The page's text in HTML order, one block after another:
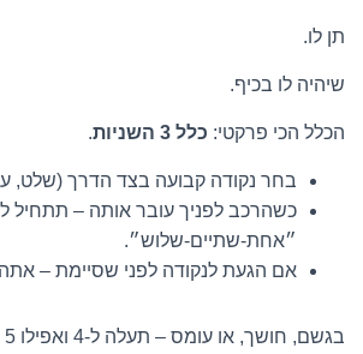
תן לו.
שיהיה לו בכיף.
הכלל הכי פרקטי: כלל 3 השניות .
בחר נקודה קבועה בצד הדרך (שלט,
כשהרכב לפניך עובר אותה – תתחיל
״אחת-שתיים-שלוש״.
אם הגעת לנקודה לפני שסיימת –
בגשם, חושך, או עומס – תעלה ל-4 ואפילו 5 שניות.